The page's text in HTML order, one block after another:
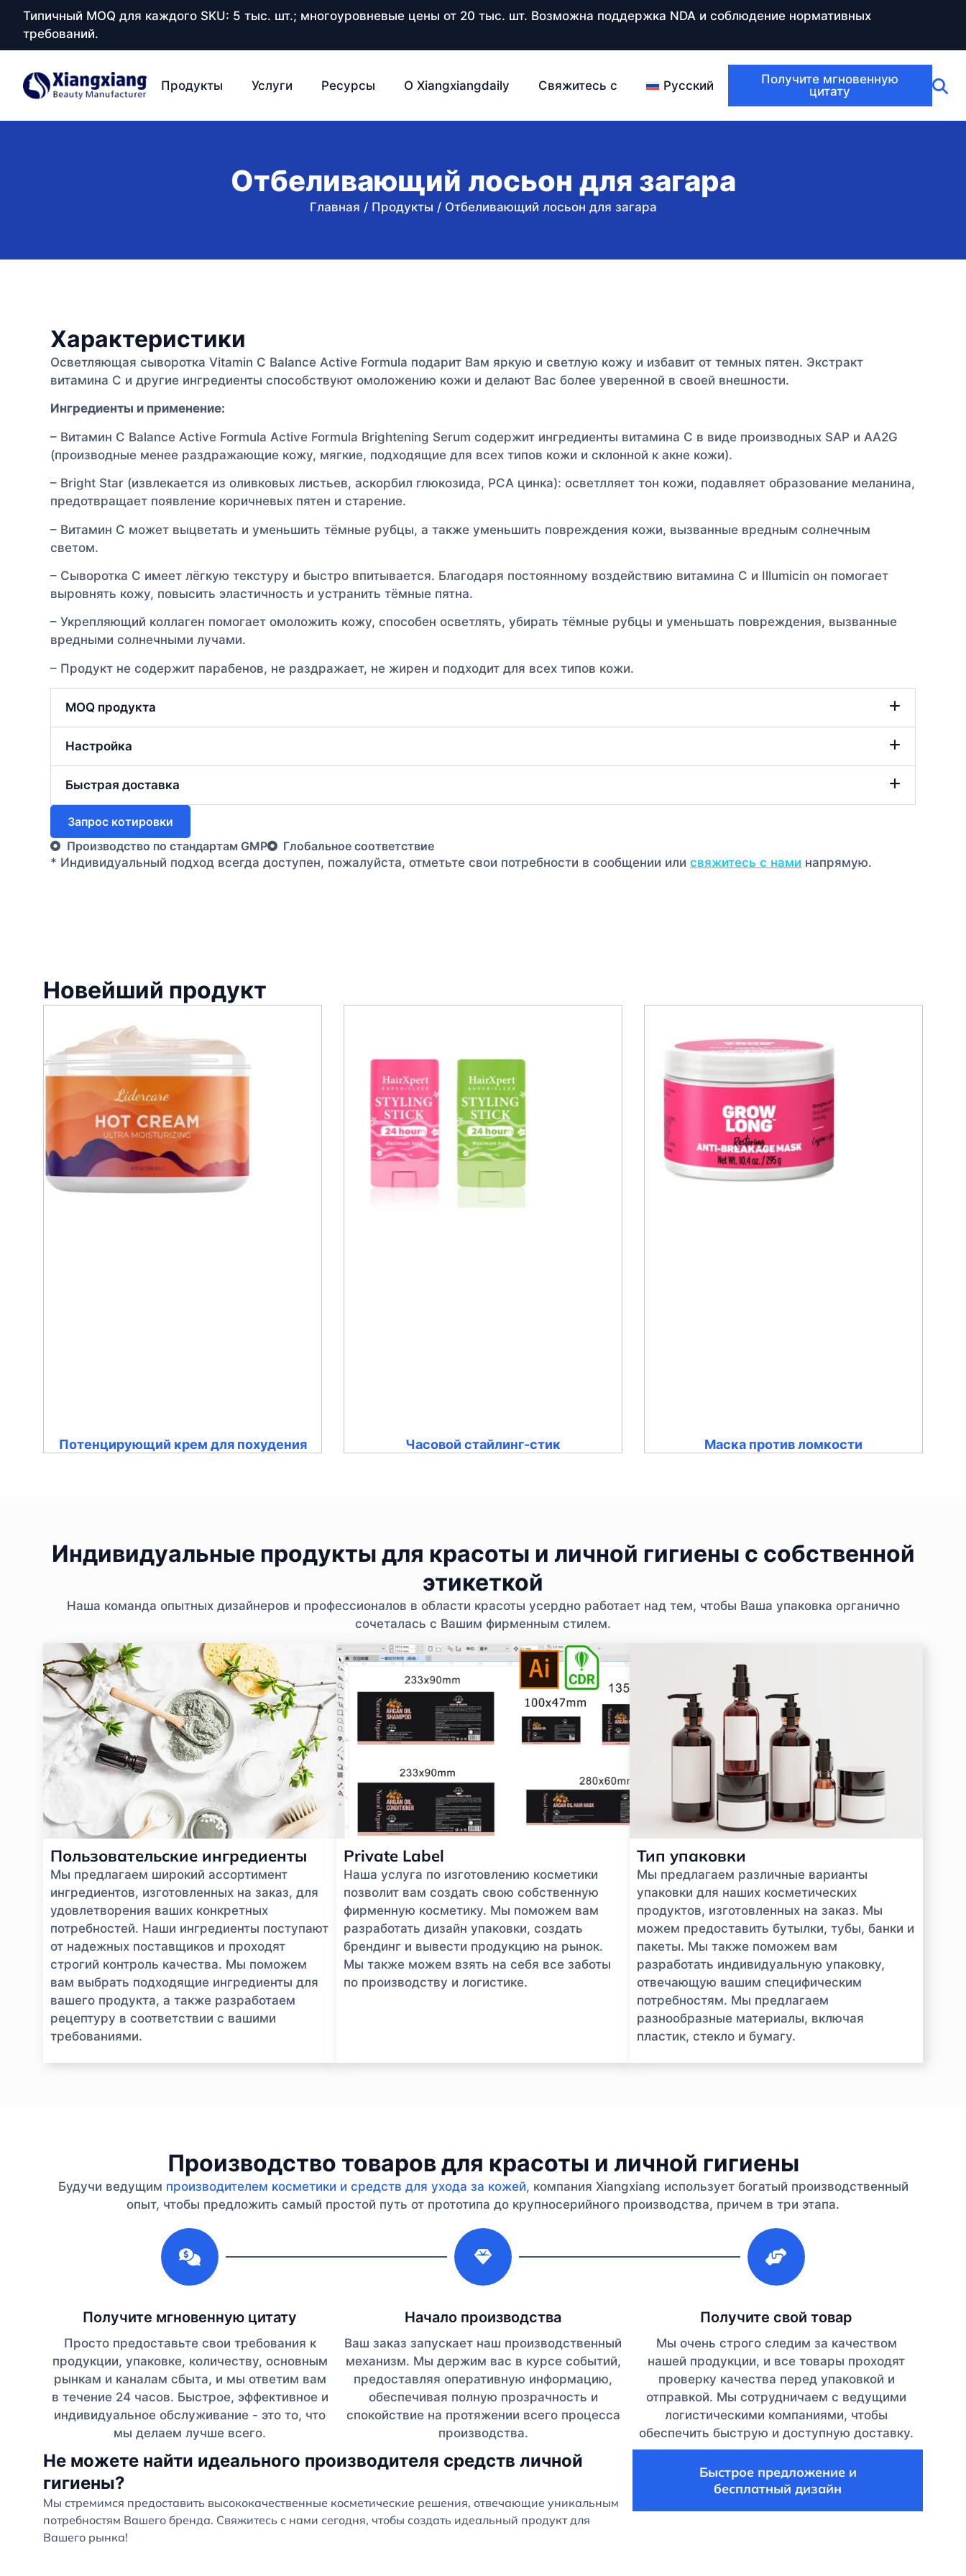
Типичный MOQ для каждого SKU: 5 тыс. шт.; многоуровневые цены от 20 тыс. шт. Возможна поддержка NDA и соблюдение нормативных
требований.
Продукты Услуги Ресурсы О Xiangxiangdaily Свяжитесь с Русский
Получите мгновенную
цитату
Отбеливающий лосьон для загара
Главная / Продукты / Отбеливающий лосьон для загара
Характеристики
Осветляющая сыворотка Vitamin C Balance Active Formula подарит Вам яркую и светлую кожу и избавит от темных пятен. Экстракт
витамина С и другие ингредиенты способствуют омоложению кожи и делают Вас более уверенной в своей внешности.
Ингредиенты и применение:
– Витамин C Balance Active Formula Active Formula Brightening Serum содержит ингредиенты витамина C в виде производных SAP и AA2G
(производные менее раздражающие кожу, мягкие, подходящие для всех типов кожи и склонной к акне кожи).
– Bright Star (извлекается из оливковых листьев, аскорбил глюкозида, PCA цинка): осветлляет тон кожи, подавляет образование меланина,
предотвращает появление коричневых пятен и старение.
– Витамин C может выцветать и уменьшить тёмные рубцы, а также уменьшить повреждения кожи, вызванные вредным солнечным
светом.
– Сыворотка C имеет лёгкую текстуру и быстро впитывается. Благодаря постоянному воздействию витамина C и Illumicin он помогает
выровнять кожу, повысить эластичность и устранить тёмные пятна.
– Укрепляющий коллаген помогает омоложить кожу, способен осветлять, убирать тёмные рубцы и уменьшать повреждения, вызванные
вредными солнечными лучами.
– Продукт не содержит парабенов, не раздражает, не жирен и подходит для всех типов кожи.
MOQ продукта
Настройка
Быстрая доставка
Запрос котировки
Производство по стандартам GMP
Глобальное соответствие
* Индивидуальный подход всегда доступен, пожалуйста, отметьте свои потребности в сообщении или свяжитесь с нами напрямую.
Новейший продукт
Потенцирующий крем для похудения Часовой стайлинг-стик Маска против ломкости
Индивидуальные продукты для красоты и личной гигиены с собственной
этикеткой
Наша команда опытных дизайнеров и профессионалов в области красоты усердно работает над тем, чтобы Ваша упаковка органично
сочеталась с Вашим фирменным стилем.
Пользовательские ингредиенты
Мы предлагаем широкий ассортимент
ингредиентов, изготовленных на заказ, для
удовлетворения ваших конкретных
потребностей. Наши ингредиенты поступают
от надежных поставщиков и проходят
строгий контроль качества. Мы поможем
вам выбрать подходящие ингредиенты для
вашего продукта, а также разработаем
рецептуру в соответствии с вашими
требованиями.
Private Label
Наша услуга по изготовлению косметики
позволит вам создать свою собственную
фирменную косметику. Мы поможем вам
разработать дизайн упаковки, создать
брендинг и вывести продукцию на рынок.
Мы также можем взять на себя все заботы
по производству и логистике.
Тип упаковки
Мы предлагаем различные варианты
упаковки для наших косметических
продуктов, изготовленных на заказ. Мы
можем предоставить бутылки, тубы, банки и
пакеты. Мы также поможем вам
разработать индивидуальную упаковку,
отвечающую вашим специфическим
потребностям. Мы предлагаем
разнообразные материалы, включая
пластик, стекло и бумагу.
Производство товаров для красоты и личной гигиены
Будучи ведущим производителем косметики и средств для ухода за кожей, компания Xiangxiang использует богатый производственный
опыт, чтобы предложить самый простой путь от прототипа до крупносерийного производства, причем в три этапа.
Получите мгновенную цитату
Просто предоставьте свои требования к
продукции, упаковке, количеству, основным
рынкам и каналам сбыта, и мы ответим вам
в течение 24 часов. Быстрое, эффективное и
индивидуальное обслуживание - это то, что
мы делаем лучше всего.
Начало производства
Ваш заказ запускает наш производственный
механизм. Мы держим вас в курсе событий,
предоставляя оперативную информацию,
обеспечивая полную прозрачность и
спокойствие на протяжении всего процесса
производства.
Получите свой товар
Мы очень строго следим за качеством
нашей продукции, и все товары проходят
проверку качества перед упаковкой и
отправкой. Мы сотрудничаем с ведущими
логистическими компаниями, чтобы
обеспечить быструю и доступную доставку.
Не можете найти идеального производителя средств личной
гигиены?
Мы стремимся предоставить высококачественные косметические решения, отвечающие уникальным
потребностям Вашего бренда. Свяжитесь с нами сегодня, чтобы создать идеальный продукт для
Вашего рынка!
Быстрое предложение и
бесплатный дизайн